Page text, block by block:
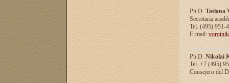
Ph.D. Tatiana
Secretaria
Tel. (495) 951-
E-mail:
Ph.D. Nikolai
Tel. +7 (495)
Consejero del